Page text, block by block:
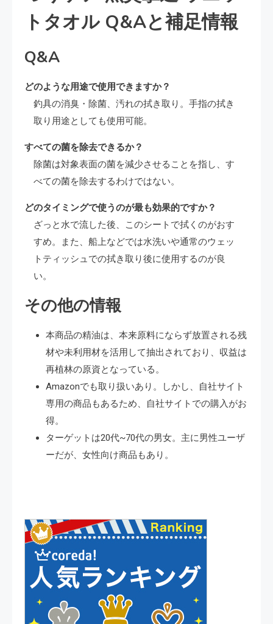
トタオル Q&Aと補足情報
Q&A
どのような用途で使用できますか？
釣具の消臭・除菌、汚れの拭き取り。手指の拭き
取り用途としても使用可能。
すべての菌を除去できるか？
除菌は対象表面の菌を減少させることを指し、す
べての菌を除去するわけではない。
どのタイミングで使うのが最も効果的ですか？
ざっと水で流した後、このシートで拭くのがおす
すめ。また、船上などでは水洗いや通常のウェッ
トティッシュでの拭き取り後に使用するのが良
い。
その他の情報
本商品の精油は、本来原料にならず放置される残
材や未利用材を活用して抽出されており、収益は
再植林の原資となっている。
Amazonでも取り扱いあり。しかし、自社サイト
専用の商品もあるため、自社サイトでの購入がお
得。
ターゲットは20代~70代の男女。主に男性ユーザ
ーだが、女性向け商品もあり。